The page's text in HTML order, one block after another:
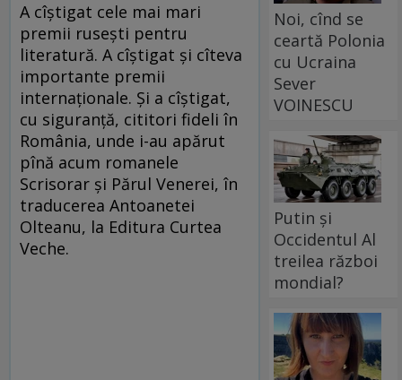
A cîștigat cele mai mari
premii rusești pentru
literatură. A cîștigat și cîteva
importante premii
internaționale. Și a cîștigat,
cu siguranță, cititori fideli în
România, unde i-au apărut
pînă acum romanele
Scrisorar și Părul Venerei, în
traducerea Antoanetei
Olteanu, la Editura Curtea
Veche.
Noi, cînd se
ceartă Polonia
cu Ucraina
Sever
VOINESCU
Putin și
Occidentul Al
treilea război
mondial?